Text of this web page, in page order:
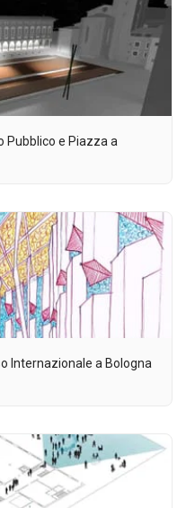
Pubblico e Piazza a
Internazionale a Bologna